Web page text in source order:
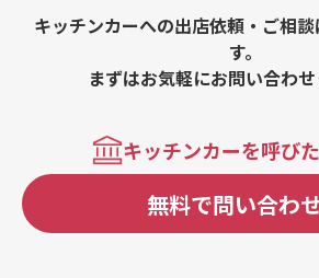
キッチンカーへの出店依頼・ご相
す。
まずはお気軽にお問い合わせ
キッチンカーを呼び
無料で問い合わ